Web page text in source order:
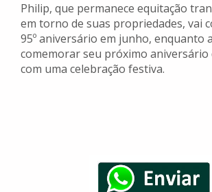
Philip, que permanece equitação
em torno de suas propriedades, vai
95º aniversário em junho, enquanto
comemorar seu próximo aniversário
com uma celebração festiva.